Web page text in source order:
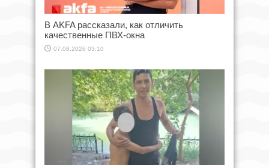
В AKFA рассказали, как отличить
качественные ПВХ-окна
07.08.2026 03:10